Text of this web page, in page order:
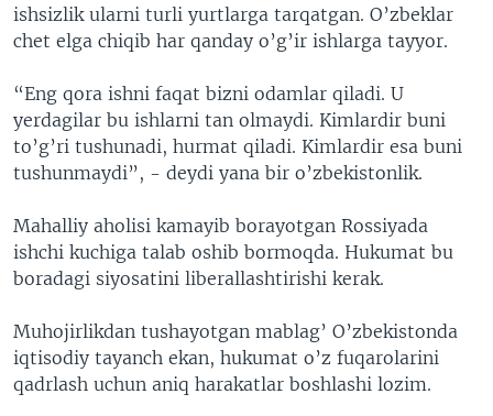
ishsizlik ularni turli yurtlarga tarqatgan. O’zbeklar
chet elga chiqib har qanday o’g’ir ishlarga tayyor.
“Eng qora ishni faqat bizni odamlar qiladi. U
yerdagilar bu ishlarni tan olmaydi. Kimlardir buni
to’g’ri tushunadi, hurmat qiladi. Kimlardir esa buni
tushunmaydi”, - deydi yana bir o’zbekistonlik.
Mahalliy aholisi kamayib borayotgan Rossiyada
ishchi kuchiga talab oshib bormoqda. Hukumat bu
boradagi siyosatini liberallashtirishi kerak.
Muhojirlikdan tushayotgan mablag’ O’zbekistonda
iqtisodiy tayanch ekan, hukumat o’z fuqarolarini
qadrlash uchun aniq harakatlar boshlashi lozim.